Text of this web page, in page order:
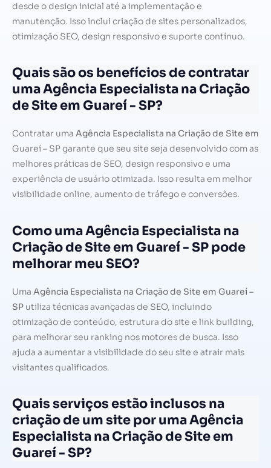
desde o design inicial até a implementação e
manutenção. Isso inclui criação de sites personalizados,
otimização SEO, design responsivo e suporte contínuo.
Quais são os benefícios de contratar
uma Agência Especialista na Criação
de Site em Guareí - SP?
Contratar uma Agência Especialista na Criação de Site em
Guareí – SP garante que seu site seja desenvolvido com as
melhores práticas de SEO, design responsivo e uma
experiência de usuário otimizada. Isso resulta em melhor
visibilidade online, aumento de tráfego e conversões.
Como uma Agência Especialista na
Criação de Site em Guareí - SP pode
melhorar meu SEO?
Uma Agência Especialista na Criação de Site em Guareí –
SP utiliza técnicas avançadas de SEO, incluindo
otimização de conteúdo, estrutura do site e link building,
para melhorar seu ranking nos motores de busca. Isso
ajuda a aumentar a visibilidade do seu site e atrair mais
visitantes qualificados.
Quais serviços estão inclusos na
criação de um site por uma Agência
Especialista na Criação de Site em
Guareí - SP?